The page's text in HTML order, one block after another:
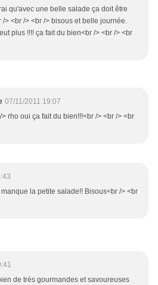
qu'avec une belle salade ça doit être
/> <br /> <br /> bisous et belle journée.
plus !!!! ça fait du bien<br /> <br /> <br
07/11/2011 19:07
> rho oui ça fait du bien!!!<br /> <br /> <br
la petite salade!! Bisous<br /> <br
de très gourmandes et savoureuses